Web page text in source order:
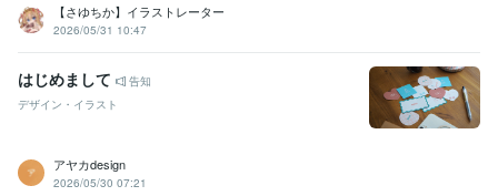
【さゆちか】イラストレーター
2026/05/31 10:47
はじめまして
告知
デザイン・イラスト
アヤカdesign
2026/05/30 07:21